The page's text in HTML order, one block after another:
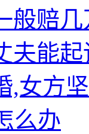
般赔几
夫能
,女方
么办